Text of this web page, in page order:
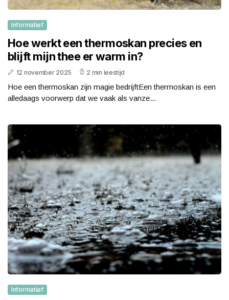
Informatief
Hoe werkt een thermoskan precies en
blijft mijn thee er warm in?
12 november 2025 2 min leestijd
Hoe een thermoskan zijn magie bedrijftEen thermoskan is een
alledaags voorwerp dat we vaak als vanze...
Informatief